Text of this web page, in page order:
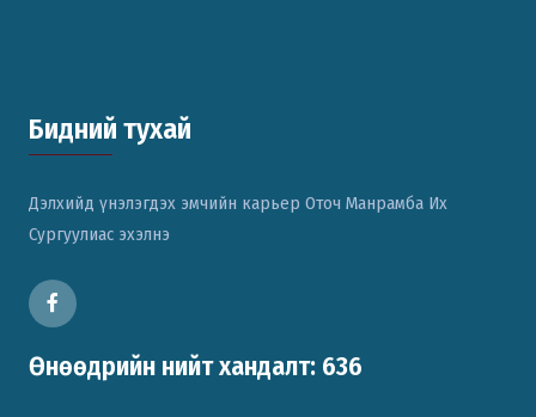
Бидний тухай
Дэлхийд үнэлэгдэх эмчийн карьер Оточ Манрамба Их
Сургуулиас эхэлнэ
Өнөөдрийн нийт хандалт: 636